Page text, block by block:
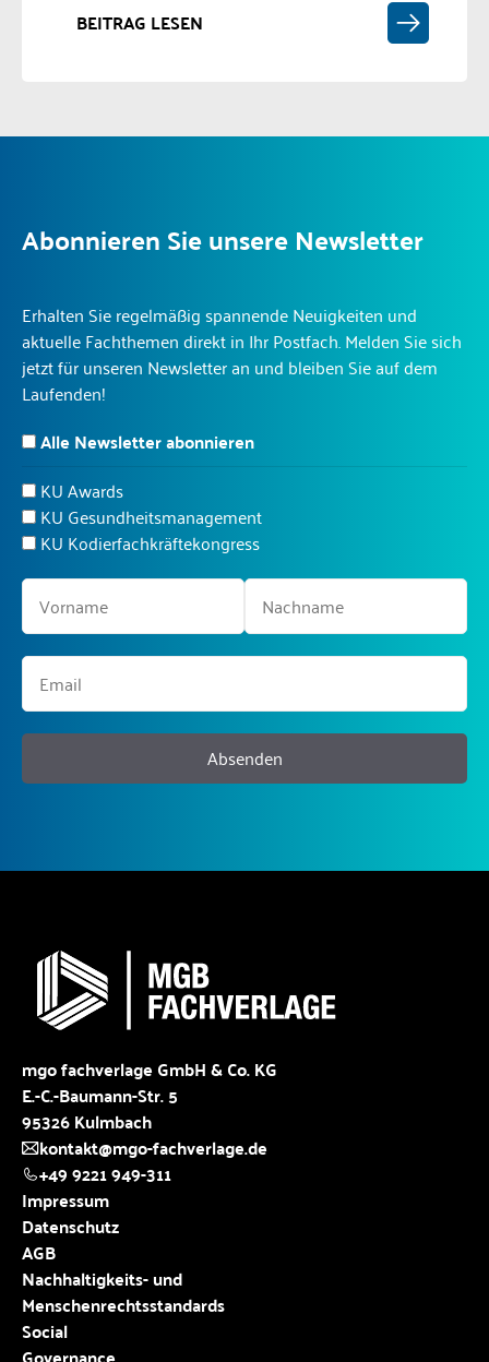
BEITRAG LESEN
Abonnieren Sie unsere Newsletter
Erhalten Sie regelmäßig spannende Neuigkeiten und
aktuelle Fachthemen direkt in Ihr Postfach. Melden Sie sich
jetzt für unseren Newsletter an und bleiben Sie auf dem
Laufenden!
Alle Newsletter abonnieren
KU Awards
KU Gesundheitsmanagement
KU Kodierfachkräftekongress
Absenden
mgo fachverlage GmbH & Co. KG
E.-C.-Baumann-Str. 5
95326 Kulmbach
kontakt@mgo-fachverlage.de
+49 9221 949-311
Impressum
Datenschutz
AGB
Nachhaltigkeits- und
Menschenrechtsstandards
Social